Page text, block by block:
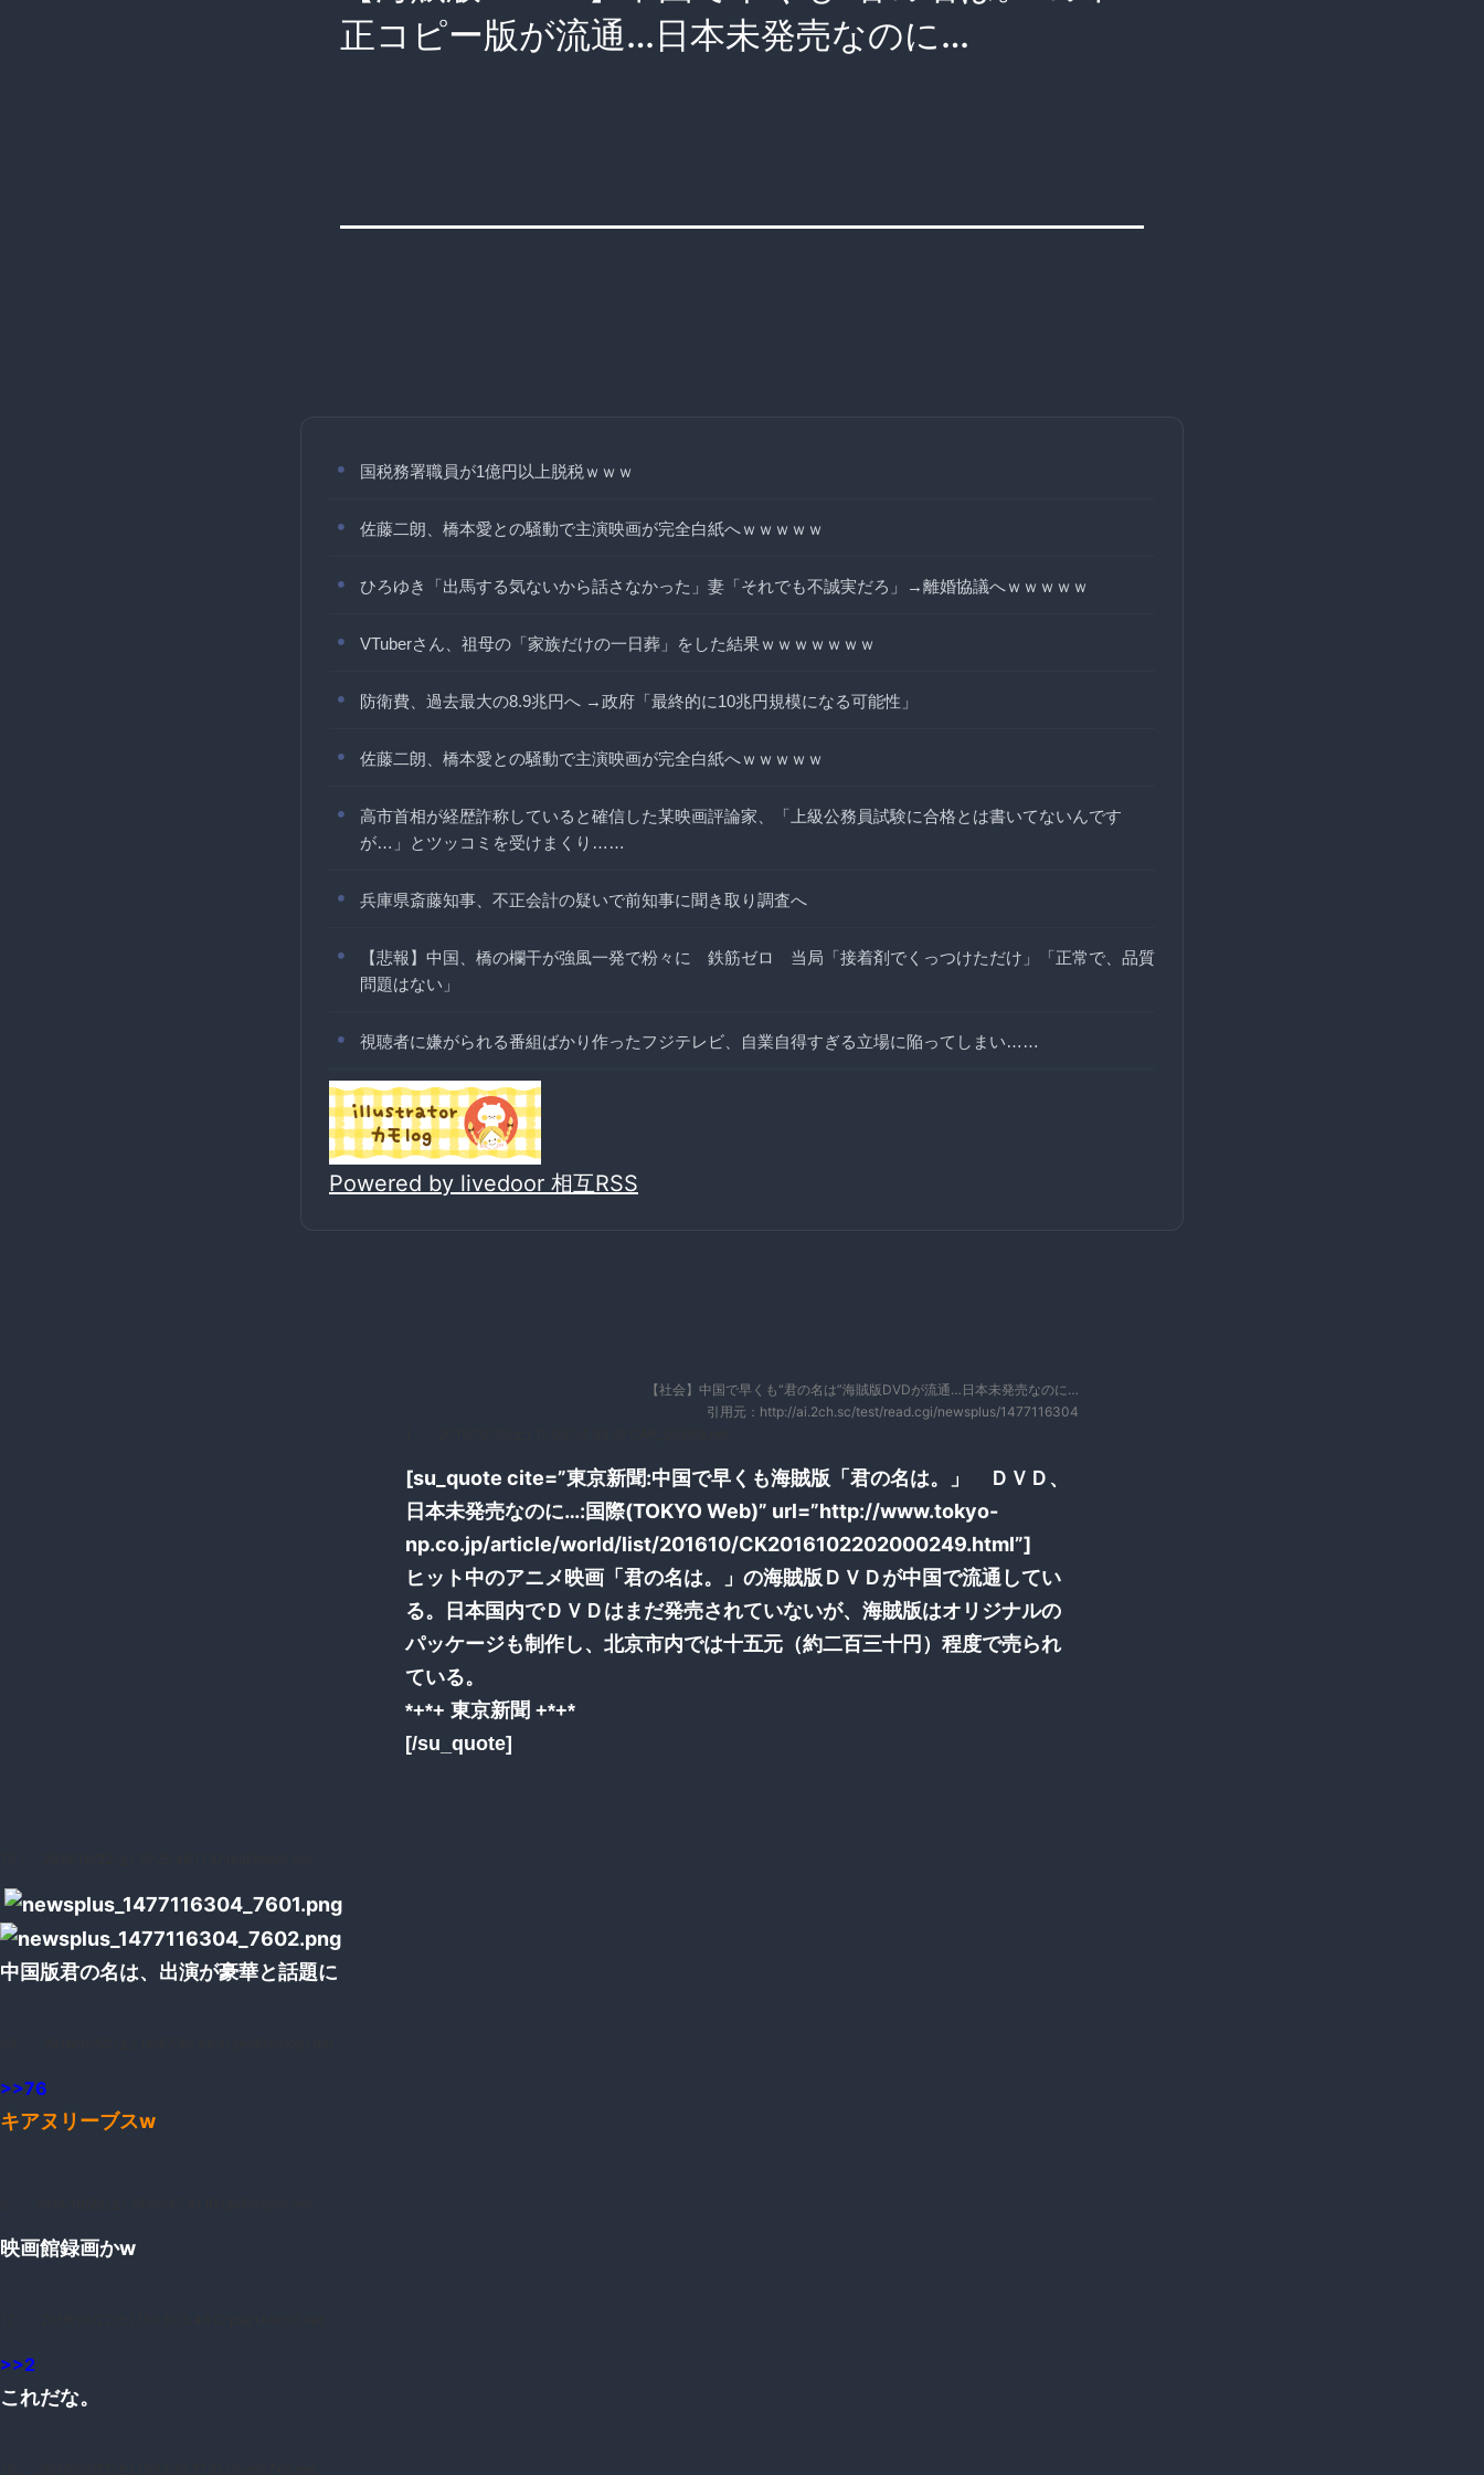
正コピー版が流通…日本未発売なのに…
国税務署職員が1億円以上脱税ｗｗｗ
佐藤二朗、橋本愛との騒動で主演映画が完全白紙へｗｗｗｗｗ
ひろゆき「出馬する気ないから話さなかった」妻「それでも不誠実だろ」→離婚協議へｗｗｗｗｗ
VTuberさん、祖母の「家族だけの一日葬」をした結果ｗｗｗｗｗｗｗ
防衛費、過去最大の8.9兆円へ →政府「最終的に10兆円規模になる可能性」
佐藤二朗、橋本愛との騒動で主演映画が完全白紙へｗｗｗｗｗ
高市首相が経歴詐称していると確信した某映画評論家、「上級公務員試験に合格とは書いてないんです
が…」とツッコミを受けまくり……
兵庫県斎藤知事、不正会計の疑いで前知事に聞き取り調査へ
【悲報】中国、橋の欄干が強風一発で粉々に 鉄筋ゼロ 当局「接着剤でくっつけただけ」「正常で、品質
問題はない」
視聴者に嫌がられる番組ばかり作ったフジテレビ、自業自得すぎる立場に陥ってしまい……
Powered by livedoor 相互RSS
【社会】中国で早くも“君の名は”海賊版DVDが流通…日本未発売なのに…
引用元：http://ai.2ch.sc/test/read.cgi/newsplus/1477116304
[su_quote cite=”東京新聞:中国で早くも海賊版「君の名は。」 ＤＶＤ、
日本未発売なのに…:国際(TOKYO Web)” url=”http://www.tokyo-
np.co.jp/article/world/list/201610/CK2016102202000249.html”]
ヒット中のアニメ映画「君の名は。」の海賊版ＤＶＤが中国で流通してい
る。日本国内でＤＶＤはまだ発売されていないが、海賊版はオリジナルの
パッケージも制作し、北京市内では十五元（約二百三十円）程度で売られ
ている。
*+*+ 東京新聞 +*+*
[/su_quote]
中国版君の名は、出演が豪華と話題に
>>76
キアヌリーブスw
映画館録画かw
>>2
これだな。